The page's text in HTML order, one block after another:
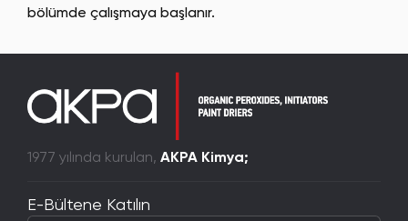
bölümde çalışmaya başlanır.
1977 yılında kurulan, AKPA Kimya;
E-Bültene Katılın